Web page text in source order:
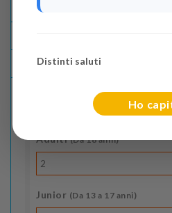
Lascia La Tua
Indica il numero dei
Adulti(Da 18 anni)
2
Junior (Da 13 a 17 anni)
Distinti saluti
Ho